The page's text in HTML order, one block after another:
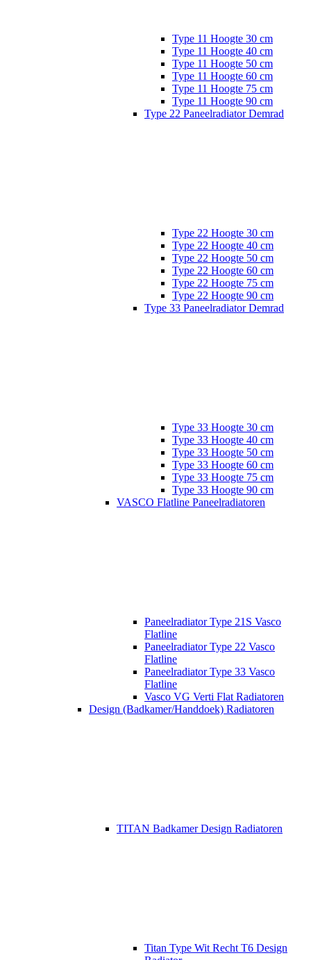
Type 11 Hoogte 30 cm
Type 11 Hoogte 40 cm
Type 11 Hoogte 50 cm
Type 11 Hoogte 60 cm
Type 11 Hoogte 75 cm
Type 11 Hoogte 90 cm
Type 22 Paneelradiator Demrad
Type 22 Hoogte 30 cm
Type 22 Hoogte 40 cm
Type 22 Hoogte 50 cm
Type 22 Hoogte 60 cm
Type 22 Hoogte 75 cm
Type 22 Hoogte 90 cm
Type 33 Paneelradiator Demrad
Type 33 Hoogte 30 cm
Type 33 Hoogte 40 cm
Type 33 Hoogte 50 cm
Type 33 Hoogte 60 cm
Type 33 Hoogte 75 cm
Type 33 Hoogte 90 cm
VASCO Flatline Paneelradiatoren
Paneelradiator Type 21S Vasco
Flatline
Paneelradiator Type 22 Vasco
Flatline
Paneelradiator Type 33 Vasco
Flatline
Vasco VG Verti Flat Radiatoren
Design (Badkamer/Handdoek) Radiatoren
TITAN Badkamer Design Radiatoren
Titan Type Wit Recht T6 Design